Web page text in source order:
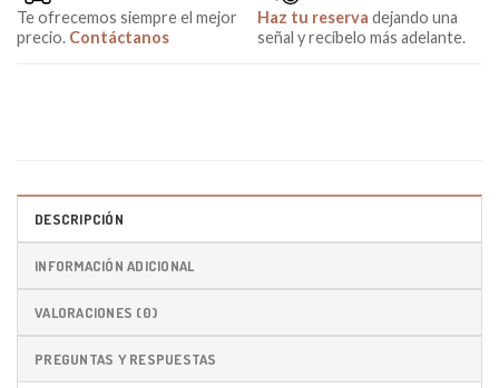
Te ofrecemos siempre el mejor
precio. Contáctanos
Haz tu reserva dejando una
señal y recíbelo más adelante.
DESCRIPCIÓN
INFORMACIÓN ADICIONAL
VALORACIONES (0)
PREGUNTAS Y RESPUESTAS